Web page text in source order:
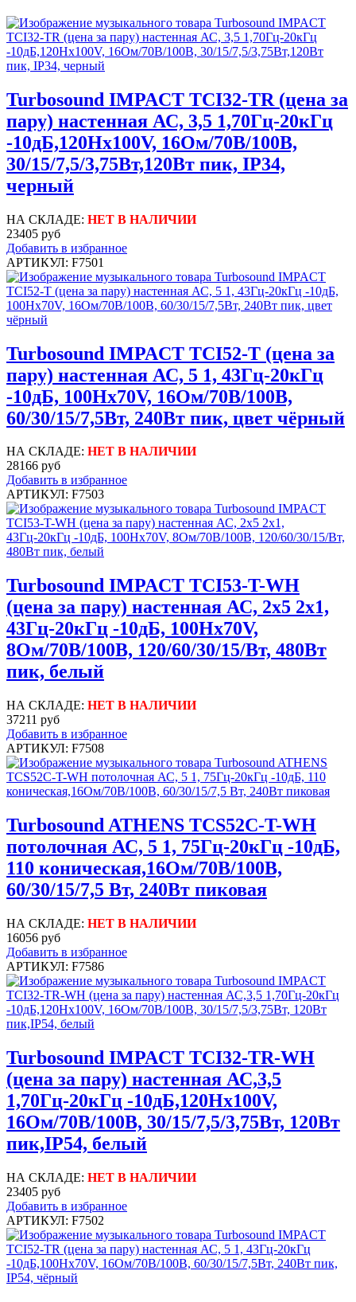
Turbosound IMPACT TCI32-TR (цена за
пару) настенная АС, 3,5 1,70Гц-20кГц
-10дБ,120Hx100V, 16Ом/70В/100В,
30/15/7,5/3,75Вт,120Вт пик, IP34,
черный
НА СКЛАДЕ: НЕТ В НАЛИЧИИ
23405 руб
Добавить в избранное
АРТИКУЛ: F7501
Turbosound IMPACT TCI52-T (цена за
пару) настенная АС, 5 1, 43Гц-20кГц
-10дБ, 100Hx70V, 16Ом/70В/100В,
60/30/15/7,5Вт, 240Вт пик, цвет чёрный
НА СКЛАДЕ: НЕТ В НАЛИЧИИ
28166 руб
Добавить в избранное
АРТИКУЛ: F7503
Turbosound IMPACT TCI53-T-WH
(цена за пару) настенная АС, 2x5 2х1,
43Гц-20кГц -10дБ, 100Hx70V,
8Ом/70В/100В, 120/60/30/15/Вт, 480Вт
пик, белый
НА СКЛАДЕ: НЕТ В НАЛИЧИИ
37211 руб
Добавить в избранное
АРТИКУЛ: F7508
Turbosound ATHENS TCS52C-T-WH
потолочная АС, 5 1, 75Гц-20кГц -10дБ,
110 коническая,16Ом/70В/100В,
60/30/15/7,5 Вт, 240Вт пиковая
НА СКЛАДЕ: НЕТ В НАЛИЧИИ
16056 руб
Добавить в избранное
АРТИКУЛ: F7586
Turbosound IMPACT TCI32-TR-WH
(цена за пару) настенная АС,3,5
1,70Гц-20кГц -10дБ,120Hx100V,
16Ом/70В/100В, 30/15/7,5/3,75Вт, 120Вт
пик,IP54, белый
НА СКЛАДЕ: НЕТ В НАЛИЧИИ
23405 руб
Добавить в избранное
АРТИКУЛ: F7502